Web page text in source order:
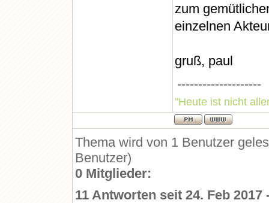
zum
einzelnen
gruß, paul
--------------------
"Heute ist nicht
Thema wird von 1 Benutzer
Benutzer)
0 Mitglieder:
11 Antworten seit 24. Feb 2017